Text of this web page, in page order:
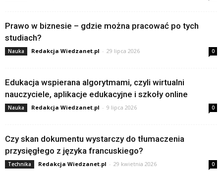
Prawo w biznesie – gdzie można pracować po tych
studiach?
Nauka Redakcja Wiedzanet.pl - 29 lipca 2026 0
Edukacja wspierana algorytmami, czyli wirtualni
nauczyciele, aplikacje edukacyjne i szkoły online
Nauka Redakcja Wiedzanet.pl - 9 lipca 2026 0
Czy skan dokumentu wystarczy do tłumaczenia
przysięgłego z języka francuskiego?
Technika Redakcja Wiedzanet.pl - 29 kwietnia 2026 0